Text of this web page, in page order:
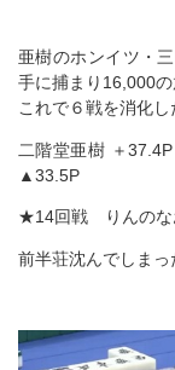
亜樹のホンイツ・
手に捕まり16,000の
これで６戦を消化し
二階堂亜樹 ＋
▲33.5P
★14回戦 りんのな
前半荘沈んでしまっ